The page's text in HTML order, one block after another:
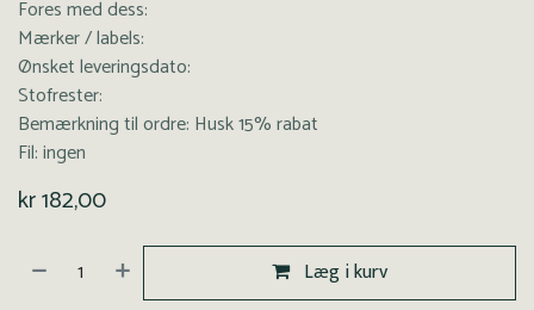
Fores med dess:
Mærker / labels:
Ønsket leveringsdato:
Stofrester:
Bemærkning til ordre: Husk 15% rabat
Fil: ingen
kr182,00
Læg i kurv